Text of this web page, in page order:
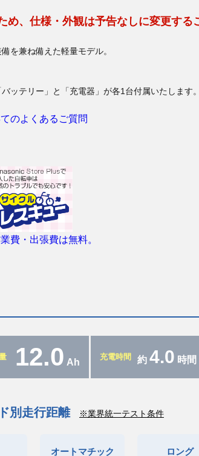
め、仕様・外観は予告なしに変更する
を兼ね備えた軽量モデル。
バッテリー」と「充電器」が各1台付属いたします。
のよくあるご質問
費・出張費は無料。
12.0 Ah
充電時間 約 4.0 時間
別走行距離 ※業界統一テスト条件
オートマチック ロング